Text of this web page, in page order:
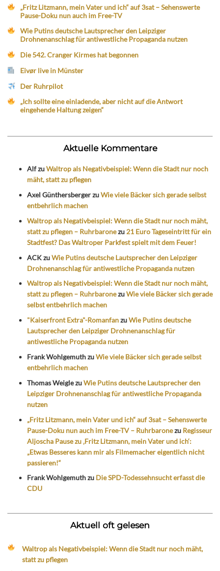
„Fritz Litzmann, mein Vater und ich“ auf 3sat – Sehenswerte
Pause-Doku nun auch im Free-TV
Wie Putins deutsche Lautsprecher den Leipziger
Drohnenanschlag für antiwestliche Propaganda nutzen
Die 542. Cranger Kirmes hat begonnen
Eivør live in Münster
Der Ruhrpilot
„Ich sollte eine einladende, aber nicht auf die Antwort
eingehende Haltung zeigen“
Aktuelle Kommentare
AlfzuWaltrop als Negativbeispiel: Wenn die Stadt nur noch
mäht, statt zu pflegen
Axel GünthersbergerzuWie viele Bäcker sich gerade selbst
entbehrlich machen
Waltrop als Negativbeispiel: Wenn die Stadt nur noch mäht,
statt zu pflegen – Ruhrbaronezu 21 Euro Tageseintritt für ein
Stadtfest? Das Waltroper Parkfest spielt mit dem Feuer!
ACKzuWie Putins deutsche Lautsprecher den Leipziger
Drohnenanschlag für antiwestliche Propaganda nutzen
Waltrop als Negativbeispiel: Wenn die Stadt nur noch mäht,
statt zu pflegen – RuhrbaronezuWie viele Bäcker sich gerade
selbst entbehrlich machen
"Kaiserfront Extra"-RomanfanzuWie Putins deutsche
Lautsprecher den Leipziger Drohnenanschlag für
antiwestliche Propaganda nutzen
Frank WohlgemuthzuWie viele Bäcker sich gerade selbst
entbehrlich machen
Thomas WeiglezuWie Putins deutsche Lautsprecher den
Leipziger Drohnenanschlag für antiwestliche Propaganda
nutzen
„Fritz Litzmann, mein Vater und ich“ auf 3sat – Sehenswerte
Pause-Doku nun auch im Free-TV – Ruhrbaronezu Regisseur
Aljoscha Pause zu ‚Fritz Litzmann, mein Vater und ich‘:
„Etwas Besseres kann mir als Filmemacher eigentlich nicht
passieren!“
Frank Wohlgemuthzu Die SPD-Todessehnsucht erfasst die
CDU
Aktuell oft gelesen
Waltrop als Negativbeispiel: Wenn die Stadt nur noch mäht,
statt zu pflegen